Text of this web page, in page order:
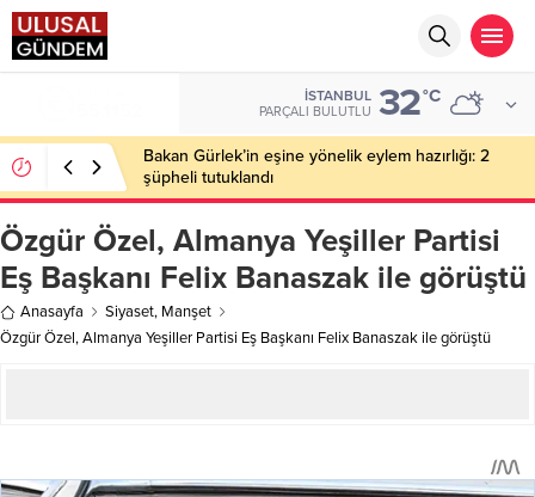
İSTANBUL
PARÇALI BULUTLU 32°C
Bakan Gürlek’in eşine yönelik eylem hazırlığı: 2
şüpheli tutuklandı
Özgür Özel, Almanya Yeşiller Partisi
Eş Başkanı Felix Banaszak ile görüştü
Anasayfa Siyaset, Manşet
Özgür Özel, Almanya Yeşiller Partisi Eş Başkanı Felix Banaszak ile görüştü